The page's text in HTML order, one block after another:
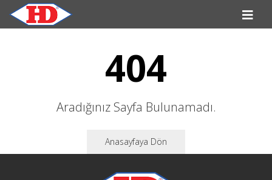
404
Aradığınız Sayfa Bulunamadı.
Anasayfaya Dön